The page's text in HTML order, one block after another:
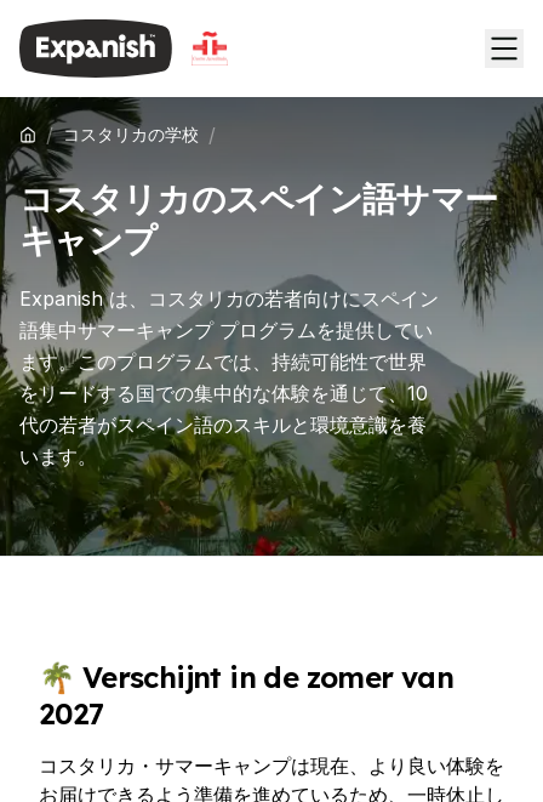
/ コスタリカの学校 /
コスタリカのスペイン語サマー
キャンプ
Expanish は、コスタリカの若者向けにスペイン
語集中サマーキャンプ プログラムを提供してい
ます。このプログラムでは、持続可能性で世界
をリードする国での集中的な体験を通じて、10
代の若者がスペイン語のスキルと環境意識を養
います。
🌴 Verschijnt in de zomer van
2027
コスタリカ・サマーキャンプは現在、より良い体験を
お届けできるよう準備を進めているため、一時休止し